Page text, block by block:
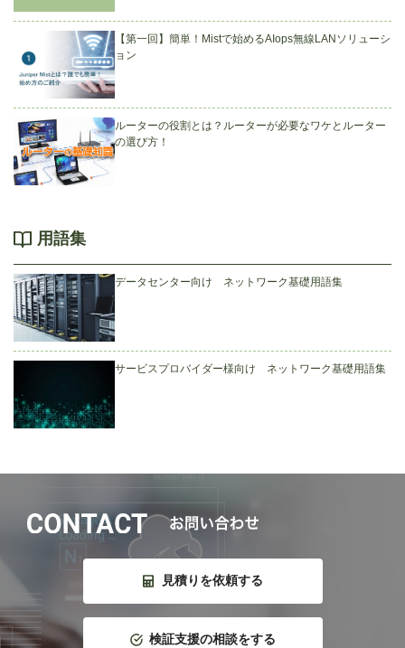
【第一回】簡単！Mistで始めるAIops無線LANソリューシ
ョン
ルーターの役割とは？ルーターが必要なワケとルーター
の選び方！
用語集
データセンター向け ネットワーク基礎用語集
サービスプロバイダー様向け ネットワーク基礎用語集
見積りを依頼する
検証支援の相談をする